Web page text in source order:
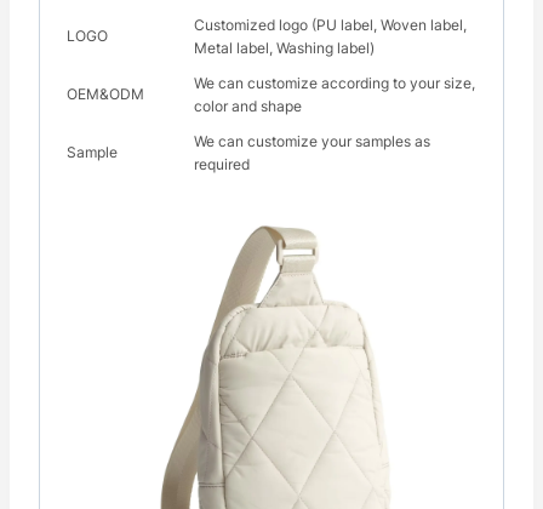
LOGO
Customized logo (PU label, Woven label,
Metal label, Washing label)
OEM&ODM
We can customize according to your size,
color and shape
Sample
We can customize your samples as
required